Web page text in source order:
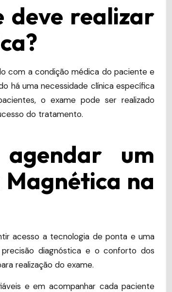
deve realizar
com a condição médica do paciente e
há uma necessidade clínica específica
o exame pode ser realizado
do tratamento.
um
Magnética na
acesso a tecnologia de ponta e uma
precisão diagnóstica e o conforto dos
realização do exame.
​​e em acompanhar cada paciente